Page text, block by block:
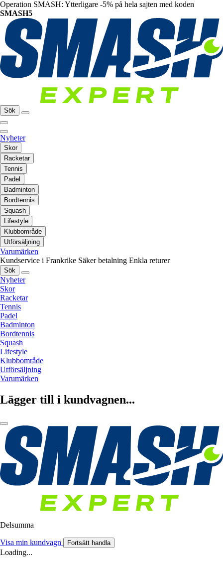
Operation SMASH: Ytterligare -5% på hela sajten med koden
SMASH5
Sök
Nyheter
Skor
Racketar
Tennis
Padel
Badminton
Bordtennis
Squash
Lifestyle
Klubbområde
Utförsäljning
Varumärken
Kundservice i Frankrike Säker betalning Enkla returer
Sök
Nyheter
Skor
Racketar
Tennis
Padel
Badminton
Bordtennis
Squash
Lifestyle
Klubbområde
Utförsäljning
Varumärken
Lägger till i kundvagnen...
Delsumma
Visa min kundvagn Fortsätt handla
Loading...